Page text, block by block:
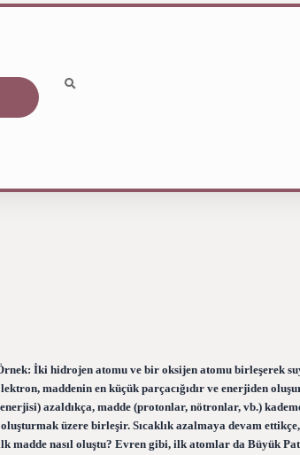
İki hidrojen atomu ve bir oksijen atomu birleşerek
maddenin en küçük parçacığıdır ve enerjiden
azaldıkça, madde (protonlar, nötronlar, vb.)
üzere birleşir. Sıcaklık azalmaya devam
madde nasıl oluştu? Evren gibi, ilk atomlar da Büyük